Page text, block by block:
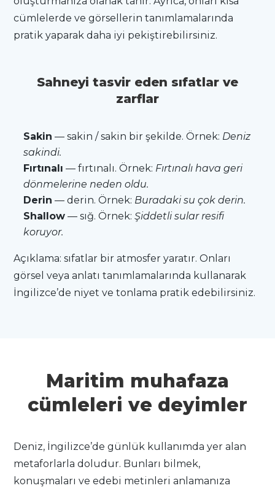
cümlelerde ve görsellerin tanımlamalarında
pratik yaparak daha iyi pekiştirebilirsiniz.
Sahneyi tasvir eden sıfatlar ve
zarflar
Sakin — sakin / sakin bir şekilde. Örnek: Deniz
sakindi.
Fırtınalı — fırtınalı. Örnek: Fırtınalı hava geri
dönmelerine neden oldu.
Derin — derin. Örnek: Buradaki su çok derin.
Shallow — sığ. Örnek:Şiddetli sular resifi
koruyor.
Açıklama: sıfatlar bir atmosfer yaratır. Onları
görsel veya anlatı tanımlamalarında kullanarak
İngilizce’de niyet ve tonlama pratik edebilirsiniz.
Maritim muhafaza
cümleleri ve deyimler
Deniz, İngilizce’de günlük kullanımda yer alan
metaforlarla doludur. Bunları bilmek,
konuşmaları ve edebi metinleri anlamanıza